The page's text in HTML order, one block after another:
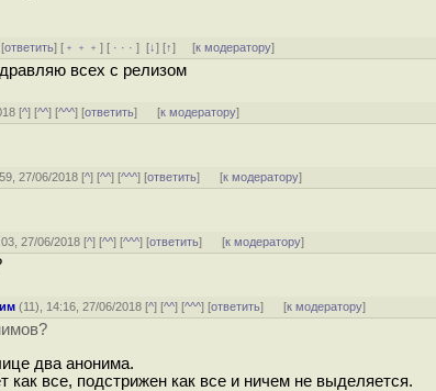
ответить] [ ﹢﹢﹢] [ · · ·][↓] [↑] [к модератору]
всех с релизом
[^] [^^] [^^^] [ответить] [к модератору]
27/06/2018 [^] [^^] [^^^] [ответить] [к модератору]
27/06/2018 [^] [^^] [^^^] [ответить] [к модератору]
(11), 14:16, 27/06/2018 [^] [^^] [^^^] [ответить] [к модератору]
два анонима.
как все, подстрижен как все и ничем не выделяется.